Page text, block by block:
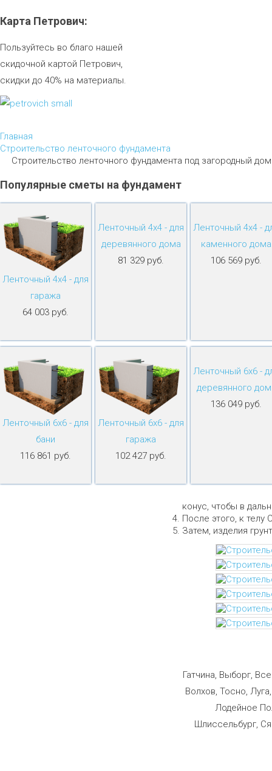
Карта Петрович:
Пользуйтесь во благо нашей
скидочной картой Петрович,
скидки до 40% на материалы.
Главная
Строительство ленточного фундамента
Строительство ленточного фундамента под загородный дом
Популярные сметы на фундамент
Ленточный 4х4 - для
гаража
64 003 руб.
Ленточный 4х4 - для
деревянного дома
81 329 руб.
Ленточный 4х4 -
каменного дома
106 569 руб.
Ленточный 6х6 - для
бани
116 861 руб.
Ленточный 6х6 - для
гаража
102 427 руб.
Ленточный 6х6 -
деревянного
136 049 руб.
конус, чтобы в
После этого, к телу
Затем, изделия
Гатчина, Выборг,
Волхов, Тосно,
Лодейное
Шлиссельбург,